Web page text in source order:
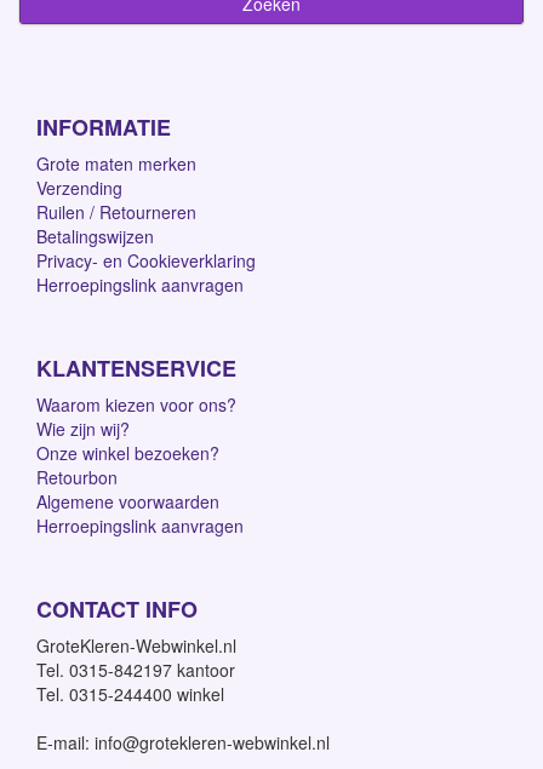
INFORMATIE
Grote maten merken
Verzending
Ruilen / Retourneren
Betalingswijzen
Privacy- en Cookieverklaring
Herroepingslink aanvragen
KLANTENSERVICE
Waarom kiezen voor ons?
Wie zijn wij?
Onze winkel bezoeken?
Retourbon
Algemene voorwaarden
Herroepingslink aanvragen
CONTACT INFO
GroteKleren-Webwinkel.nl
Tel. 0315-842197 kantoor
Tel. 0315-244400 winkel
E-mail: info@grotekleren-webwinkel.nl